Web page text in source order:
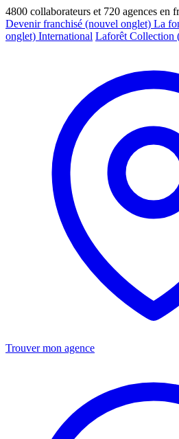
4800 collaborateurs et 720 agences en
Devenir franchisé (nouvel onglet) La
onglet) International Laforêt Collection
Trouver mon agence